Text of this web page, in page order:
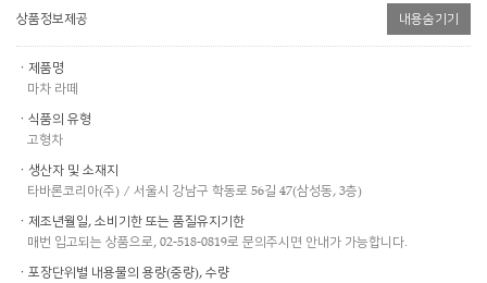
상품정보제공 내용숨기기
ㆍ제품명
마차 라떼
ㆍ식품의 유형
고형차
ㆍ생산자 및 소재지
타바론코리아(주) / 서울시 강남구 학동로 56길 47(삼성동, 3층)
ㆍ제조년월일, 소비기한 또는 품질유지기한
매번 입고되는 상품으로, 02-518-0819로 문의주시면 안내가 가능합니다.
ㆍ포장단위별 내용물의 용량(중량), 수량